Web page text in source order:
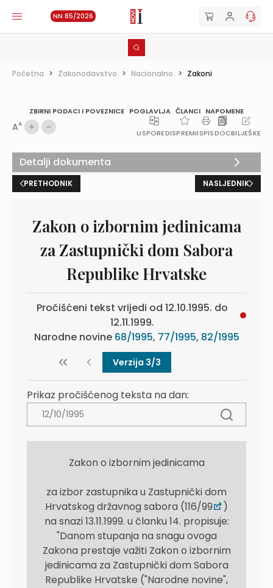
NN 85/2026
Početna > Zakonodavstvo > Nacionalno > Zakoni
ZBIRNI PODACI I POVEZNICE POGLAVLJA ČLANCI NAPOMENE
AA
USPOREDISPREMIISPISDOCBILJEŠKE
PRETHODNIK NASLJEDNIK
Zakon o izbornim jedinicama
za Zastupnički dom Sabora
Republike Hrvatske
Pročišćeni tekst vrijedi od 12.10.1995. do
12.11.1999.
Narodne novine 68/1995, 77/1995, 82/1995
Verzija 3/3
Prikaz pročišćenog teksta na dan:
Zakon o izbornim jedinicama
za izbor zastupnika u Zastupnički dom
Hrvatskog državnog sabora (116/99
)
na snazi 13.11.1999. u članku 14. propisuje:
"Danom stupanja na snagu ovoga
Zakona prestaje važiti Zakon o izbornim
jedinicama za Zastupnički dom Sabora
Republike Hrvatske ("Narodne novine",
Detalji dokumenta